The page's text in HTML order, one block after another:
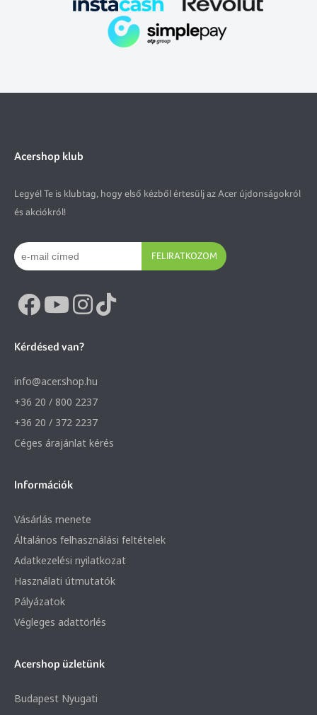
Acershop klub
Legyél Te is klubtag, hogy első kézből értesülj az Acer újdonságokról
és akciókról!
FELIRATKOZOM
Kérdésed van?
info@acer.shop.hu
+36 20 / 800 2237
+36 20 / 372 2237
Céges árajánlat kérés
Információk
Vásárlás menete
Általános felhasználási feltételek
Adatkezelési nyilatkozat
Használati útmutatók
Pályázatok
Végleges adattörlés
Acershop üzletünk
Budapest Nyugati